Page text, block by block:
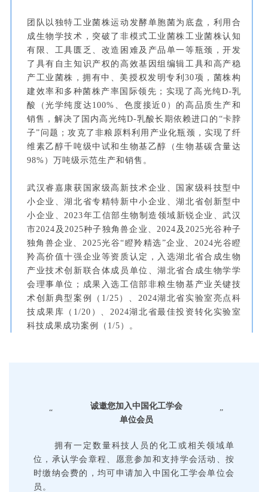
团队以独特工业菌株运动发酵单胞菌为底盘，利用合
成生物学技术，突破了非模式工业菌株工业菌株认知
有限、工具匮乏、改造困难及产品单一等瓶颈，开发
了具有自主知识产权的高效基因组编辑工具和高产稳
产工业菌株，拥有中、美授权发明专利30项，菌株构
建效率和多种菌株产率国际领先；实现了高光纯D-乳
酸（光学纯度达100%、色度接近0）的高品质生产和
销售，解决了国内高光纯D-乳酸长期依赖进口的“卡脖
子”问题；攻克了非粮原料利用产业化瓶颈，实现了纤
维素乙醇千吨级中试和生物基乙醇（生物基碳含量达
98%）万吨级示范生产和销售。
武汉睿嘉康获国家级高新技术企业、国家级科技型中
小企业、湖北省专精特新中小企业、湖北省创新型中
小企业、2023年工信部生物制造领域新锐企业、武汉
市2024及2025种子独角兽企业、2024及2025光谷种子
独角兽企业、2025光谷“瞪羚精选”企业、2024光谷瞪
羚高价值十强企业等资质认定，入选湖北省合成生物
产业技术创新联合体成员单位、湖北省合成生物学学
会理事单位；成果入选工信部非粮生物基产业关键技
术创新典型案例（1/25）、2024湖北省实验室亮点科
技成果库（1/20）、2024湖北省最佳投资转化实验室
科技成果成功案例（1/5）。
“
诚邀您加入中国化工学会
单位会员
”
拥有一定数量科技人员的化工或相关领域单
位，承认学会章程、愿意参加和支持学会活动、按
时缴纳会费的，均可申请加入中国化工学会单位会
员。